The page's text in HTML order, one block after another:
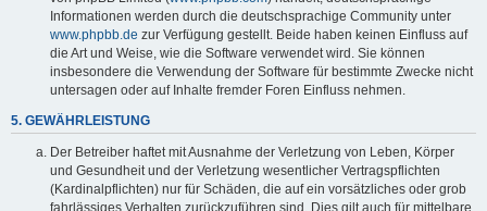
Informationen werden durch die deutschsprachige Community unter
www.phpbb.de zur Verfügung gestellt. Beide haben keinen Einfluss auf
die Art und Weise, wie die Software verwendet wird. Sie können
insbesondere die Verwendung der Software für bestimmte Zwecke nicht
untersagen oder auf Inhalte fremder Foren Einfluss nehmen.
5. GEWÄHRLEISTUNG
Der Betreiber haftet mit Ausnahme der Verletzung von Leben, Körper
und Gesundheit und der Verletzung wesentlicher Vertragspflichten
(Kardinalpflichten) nur für Schäden, die auf ein vorsätzliches oder grob